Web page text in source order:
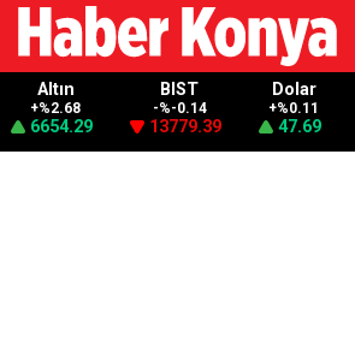
Altın
+%2.68
6654.29
BIST
-%-0.14
13779.39
Dolar
+%0.11
47.69